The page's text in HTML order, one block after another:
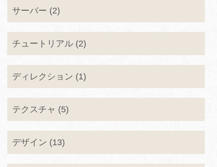
サーバー (2)
チュートリアル (2)
ディレクション (1)
テクスチャ (5)
デザイン (13)